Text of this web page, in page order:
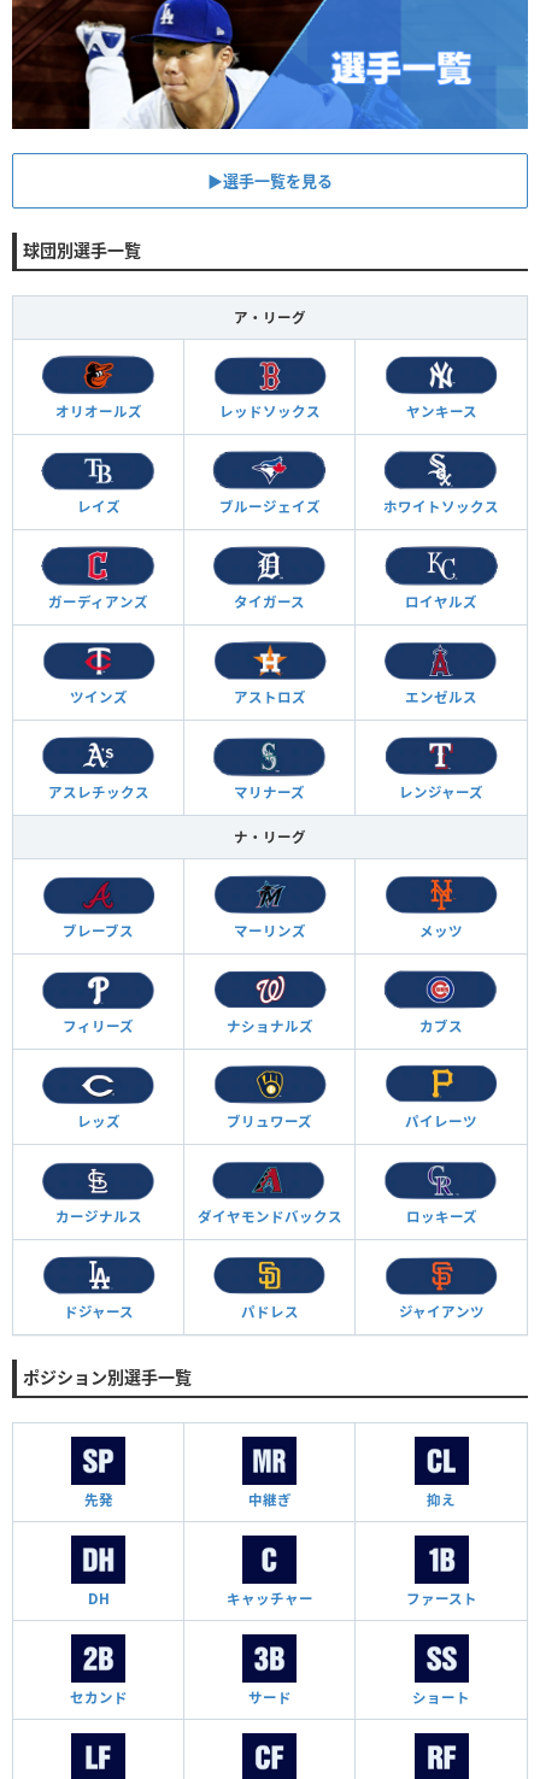
▶︎選手一覧を見る
球団別選手一覧
ア・リーグ
オリオールズ レッドソックス ヤンキース
レイズ ブルージェイズ ホワイトソックス
ガーディアンズ タイガース ロイヤルズ
ツインズ アストロズ エンゼルス
アスレチックス マリナーズ レンジャーズ
ナ・リーグ
ブレーブス マーリンズ メッツ
フィリーズ ナショナルズ カブス
レッズ ブリュワーズ パイレーツ
カージナルス ダイヤモンドバックス ロッキーズ
ドジャース パドレス ジャイアンツ
ポジション別選手一覧
先発 中継ぎ 抑え
DH キャッチャー ファースト
セカンド サード ショート